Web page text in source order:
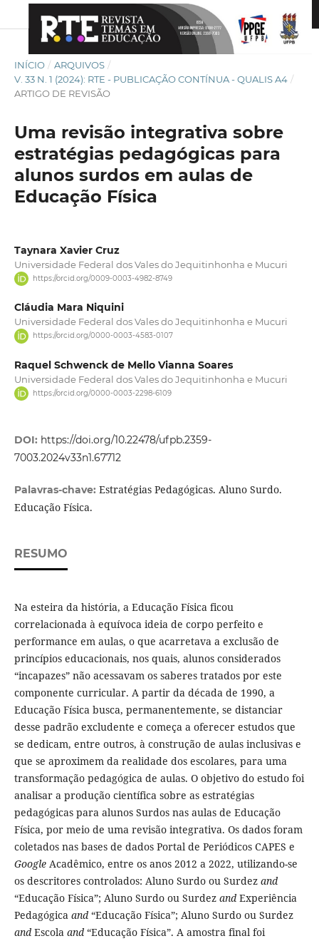
INÍCIO / ARQUIVOS /
V. 33 N. 1 (2024): RTE - PUBLICAÇÃO CONTÍNUA - QUALIS A4 /
ARTIGO DE REVISÃO
Uma revisão integrativa sobre
estratégias pedagógicas para
alunos surdos em aulas de
Educação Física
Taynara Xavier Cruz
Universidade Federal dos Vales do Jequitinhonha e Mucuri
https://orcid.org/0009-0003-4982-8749
Cláudia Mara Niquini
Universidade Federal dos Vales do Jequitinhonha e Mucuri
https://orcid.org/0000-0003-4583-0107
Raquel Schwenck de Mello Vianna Soares
Universidade Federal dos Vales do Jequitinhonha e Mucuri
https://orcid.org/0000-0003-2298-6109
DOI: https://doi.org/10.22478/ufpb.2359-
7003.2024v33n1.67712
Palavras-chave: Estratégias Pedagógicas. Aluno Surdo.
Educação Física.
RESUMO
Na esteira da história, a Educação Física ficou
correlacionada à equívoca ideia de corpo perfeito e
performance em aulas, o que acarretava a exclusão de
princípios educacionais, nos quais, alunos considerados
“incapazes” não acessavam os saberes tratados por este
componente curricular. A partir da década de 1990, a
Educação Física busca, permanentemente, se distanciar
desse padrão excludente e começa a oferecer estudos que
se dedicam, entre outros, à construção de aulas inclusivas e
que se aproximem da realidade dos escolares, para uma
transformação pedagógica de aulas. O objetivo do estudo foi
analisar a produção científica sobre as estratégias
pedagógicas para alunos Surdos nas aulas de Educação
Física, por meio de uma revisão integrativa. Os dados foram
coletados nas bases de dados Portal de Periódicos CAPES e
GoogleAcadêmico, entre os anos 2012 a 2022, utilizando-se
os descritores controlados: Aluno Surdo ou Surdez and
“Educação Física”; Aluno Surdo ou Surdez andExperiência
Pedagógica and“Educação Física”; Aluno Surdo ou Surdez
andEscola and“Educação Física”. A amostra final foi